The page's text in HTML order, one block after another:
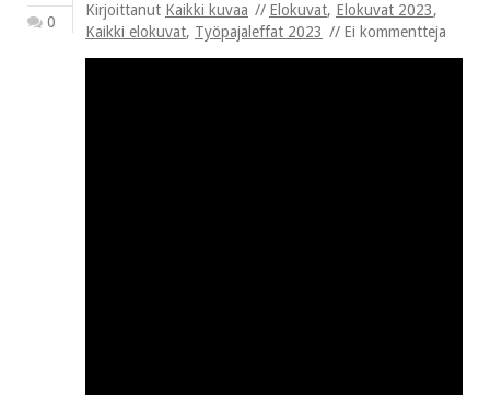
0
Kirjoittanut Kaikki kuvaa Elokuvat, Elokuvat 2023,
Kaikki elokuvat, Työpajaleffat 2023 Ei kommentteja